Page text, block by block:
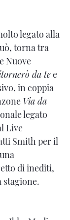
legato alla
torna tra
Nuove
da tee
in coppia
Via da
legato
Live
Smith per il
di inediti,
stagione.